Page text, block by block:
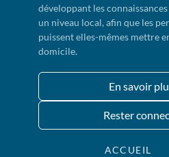
développant les
un niveau local, afin que les
puissent elles-mêmes mettre
domicile.
En savoir
Rester
ACCUEIL